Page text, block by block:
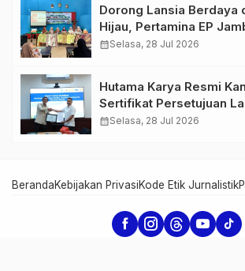
Dorong Lansia Berdaya
Hijau, Pertamina EP
Lansiapreneur Batik Eco-
calendar_monthSelasa, 28 Jul 2026
Hutama Karya Resmi
Sertifikat Persetujuan
Struktur Jembatan Musi
calendar_monthSelasa, 28 Jul 2026
BerandaKebijakan PrivasiKode Etik Jurnalistik